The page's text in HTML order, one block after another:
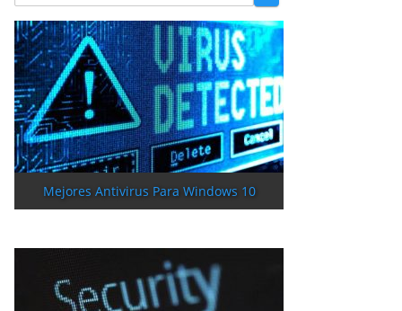
Mejores Antivirus Para Windows 10